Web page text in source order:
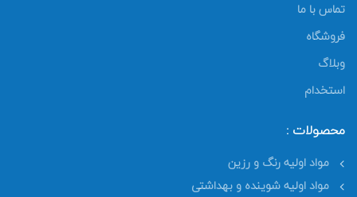
تماس با ما
فروشگاه
وبلاگ
استخدام
محصولات :
مواد اولیه رنگ و رزین
مواد اولیه شوینده و بهداشتی